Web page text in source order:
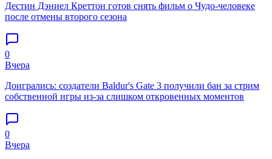
Дестин Дэниел Креттон готов снять фильм о Чудо-человеке
после отмены второго сезона
0
Вчера
Доигрались: создатели Baldur's Gate 3 получили бан за стрим
собственной игры из-за слишком откровенных моментов
0
Вчера